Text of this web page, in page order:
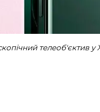
телеоб'єктив